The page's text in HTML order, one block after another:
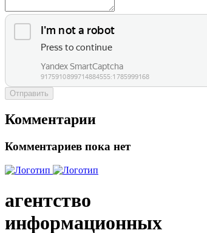
Отправить
Комментарии
Комментариев пока нет
агентство
информационных